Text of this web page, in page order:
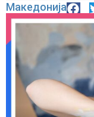
Македонија